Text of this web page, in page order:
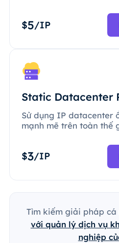
$5/IP
Static Datacenter
Sử dụng IP datacenter
mạnh mẽ trên toàn thế
$3/IP
Tìm kiếm giải pháp cá
với quản lý dịch vụ
nghiệp